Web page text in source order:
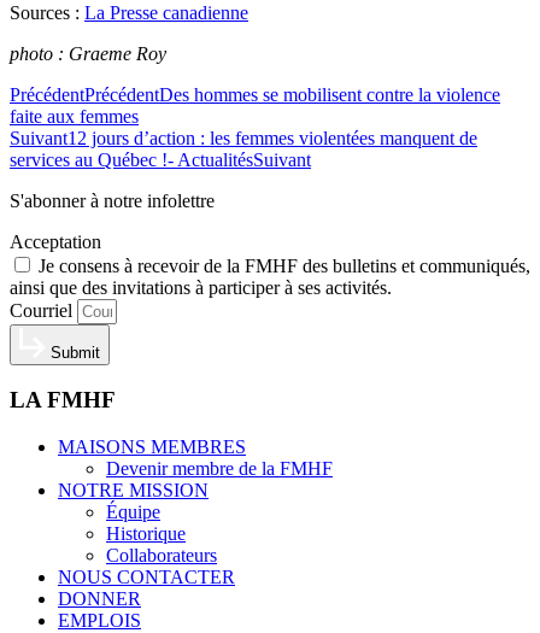
Sources : La Presse canadienne
photo : Graeme Roy
PrécédentPrécédentDes hommes se mobilisent contre la violence
faite aux femmes
Suivant12 jours d’action : les femmes violentées manquent de
services au Québec !- ActualitésSuivant
S'abonner à notre infolettre
Acceptation
Je consens à recevoir de la FMHF des bulletins et communiqués,
ainsi que des invitations à participer à ses activités.
Courriel
Submit
LA FMHF
MAISONS MEMBRES
Devenir membre de la FMHF
NOTRE MISSION
Équipe
Historique
Collaborateurs
NOUS CONTACTER
DONNER
EMPLOIS